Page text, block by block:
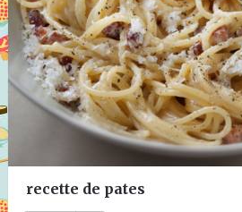
recette de pates